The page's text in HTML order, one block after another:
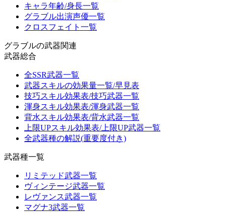
キャラ年齢/身長一覧
グラブル出演声優一覧
クロスフェイト一覧
グラブルの武器関連
武器総合
全SSR武器一覧
武器スキルの効果量一覧/早見表
技巧スキル効果表/技巧武器一覧
渾身スキル効果表/渾身武器一覧
背水スキル効果表/背水武器一覧
上限UPスキル効果表/上限UP武器一覧
全武器種の解説(重要度付き)
武器種一覧
リミテッド武器一覧
ヴィンテージ武器一覧
レヴァンス武器一覧
マグナ3武器一覧